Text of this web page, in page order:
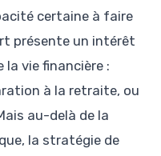
certaine à faire
présente un intérêt
vie financière :
à la retraite, ou
au-delà de la
la stratégie de